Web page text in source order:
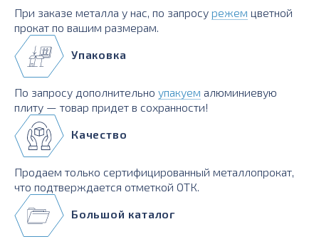
При заказе металла у нас, по запросу режем цветной
прокат по вашим размерам.
Упаковка
По запросу дополнительно упакуем алюминиевую
плиту — товар придет в сохранности!
Качество
Продаем только сертифицированный металлопрокат,
что подтверждается отметкой ОТК.
Большой каталог